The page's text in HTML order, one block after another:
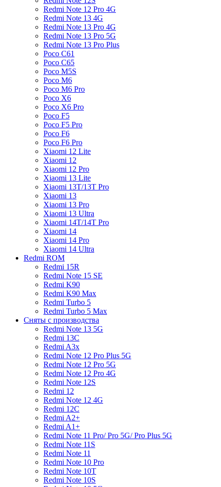
Redmi Note 12 Pro 4G
Redmi Note 13 4G
Redmi Note 13 Pro 4G
Redmi Note 13 Pro 5G
Redmi Note 13 Pro Plus
Poco C61
Poco C65
Poco M5S
Poco M6
Poco M6 Pro
Poco X6
Poco X6 Pro
Poco F5
Poco F5 Pro
Poco F6
Poco F6 Pro
Xiaomi 12 Lite
Xiaomi 12
Xiaomi 12 Pro
Xiaomi 13 Lite
Xiaomi 13T/13T Pro
Xiaomi 13
Xiaomi 13 Pro
Xiaomi 13 Ultra
Xiaomi 14T/14T Pro
Xiaomi 14
Xiaomi 14 Pro
Xiaomi 14 Ultra
Redmi ROM
Redmi 15R
Redmi Note 15 SE
Redmi K90
Redmi K90 Max
Redmi Turbo 5
Redmi Turbo 5 Max
Сняты с производства
Redmi Note 13 5G
Redmi 13C
Redmi A3x
Redmi Note 12 Pro Plus 5G
Redmi Note 12 Pro 5G
Redmi Note 12 Pro 4G
Redmi Note 12S
Redmi 12
Redmi Note 12 4G
Redmi 12C
Redmi A2+
Redmi A1+
Redmi Note 11 Pro/ Pro 5G/ Pro Plus 5G
Redmi Note 11S
Redmi Note 11
Redmi Note 10 Pro
Redmi Note 10T
Redmi Note 10S